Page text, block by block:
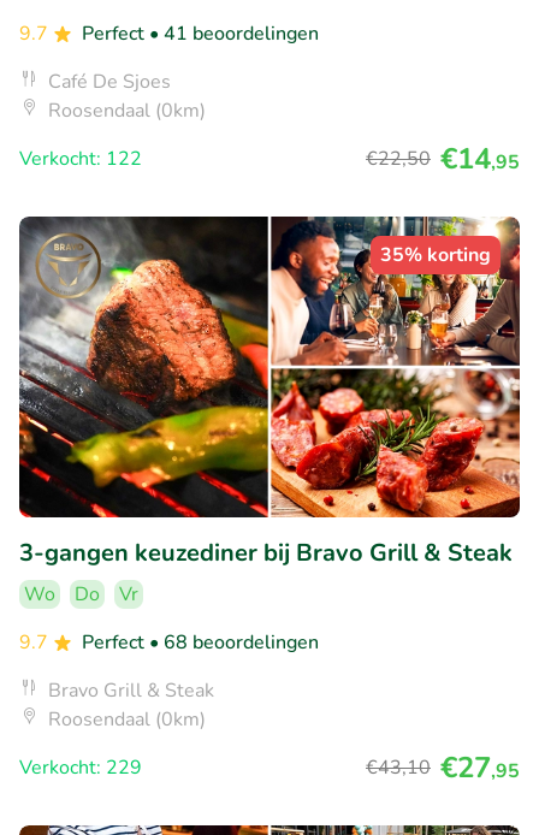
9.7 Perfect • 41 beoordelingen
Café De Sjoes
Roosendaal (0km)
Verkocht: 122
€22,50 €14,95
35% korting
3-gangen keuzediner bij Bravo Grill & Steak
Wo Do
Vr
9.7
Perfect • 68 beoordelingen
Bravo Grill & Steak
Roosendaal (0km)
Verkocht: 229
€43,10 €27,95